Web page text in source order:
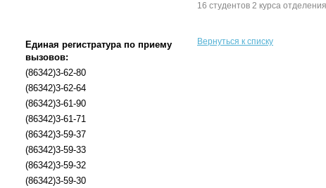
Единая регистратура по приему
вызовов:
(86342)3-62-80
(86342)3-62-64
(86342)3-61-90
(86342)3-61-71
(86342)3-59-37
(86342)3-59-33
(86342)3-59-32
(86342)3-59-30
16 студентов 2 курса
Вернуться к списку